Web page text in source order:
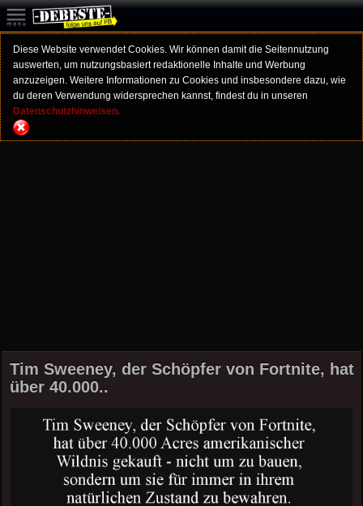
Diese Website verwendet Cookies. Wir können damit die Seitennutzung
auswerten, um nutzungsbasiert redaktionelle Inhalte und Werbung
anzuzeigen. Weitere Informationen zu Cookies und insbesondere dazu, wie
du deren Verwendung widersprechen kannst, findest du in unseren
Datenschutzhinweisen.
Tim Sweeney, der Schöpfer von Fortnite, hat
über 40.000..